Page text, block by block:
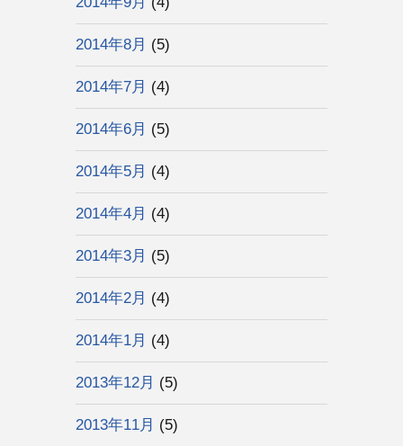
2014年8月 (5)
2014年7月 (4)
2014年6月 (5)
2014年5月 (4)
2014年4月 (4)
2014年3月 (5)
2014年2月 (4)
2014年1月 (4)
2013年12月 (5)
2013年11月 (5)